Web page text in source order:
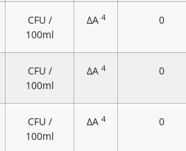
CFU /
100ml
ΔΑ 4 0
CFU /
100ml
ΔΑ 4 0
CFU /
100ml
ΔΑ 4 0